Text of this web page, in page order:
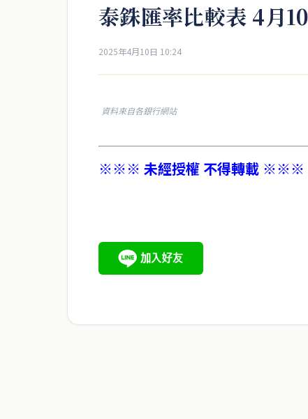
泰銖匯率比較表 4月
2025年4月10日 10:24
資料來自各銀行網站
※※※ 未經授權 不得轉載 ※※※